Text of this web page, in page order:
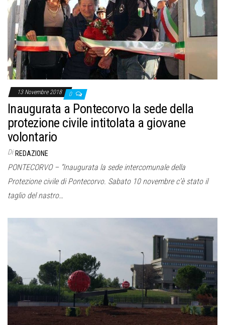
13 Novembre 2018 0
Inaugurata a Pontecorvo la sede della
protezione civile intitolata a giovane
volontario
Di REDAZIONE
PONTECORVO – “Inaugurata la sede intercomunale della
Protezione civile di Pontecorvo. Sabato 10 novembre c’è stato il
taglio del nastro…